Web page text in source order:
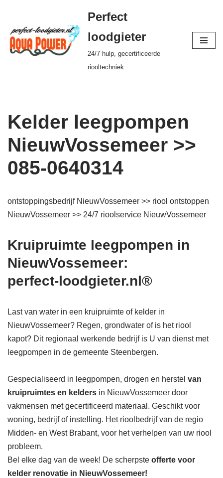
Ga
naar
de
Perfect
loodgieter
24/7 hulp, gecertificeerde
riooltechniek
Kelder leegpompen
NieuwVossemeer >>
085-0640314
ontstoppingsbedrijf NieuwVossemeer >> riool ontstoppen
NieuwVossemeer >> 24/7 rioolservice NieuwVossemeer
Kruipruimte leegpompen in
NieuwVossemeer:
perfect-loodgieter.nl®
Last van water in een kruipruimte of kelder in
NieuwVossemeer? Regen, grondwater of is het riool
kapot? Dit regionaal werkende bedrijf is U van dienst met
leegpompen in de gemeente Steenbergen.
Gespecialiseerd in leegpompen, drogen en herstel van
kruipruimtes en kelders in NieuwVossemeer door
vakmensen met gecertificeerd materiaal. Geschikt voor
woning, bedrijf of instelling. Het rioolbedrijf van de regio
Midden- en West Brabant, voor het verhelpen van uw riool
probleem.
Bel elke dag van de week! De scherpste offerte voor
kelder renovatie in NieuwVossemeer!